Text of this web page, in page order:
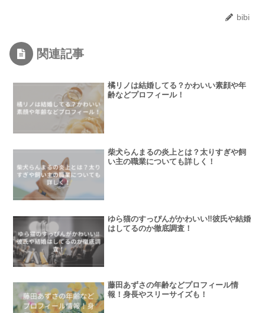
bibi
関連記事
橘リノは結婚してる？かわいい素顔や年
齢などプロフィール！
柴犬らんまるの炎上とは？太りすぎや飼
い主の職業についても詳しく！
ゆら猫のすっぴんがかわいい‼彼氏や結婚
はしてるのか徹底調査！
藤田あずさの年齢などプロフィール情
報！身長やスリーサイズも！